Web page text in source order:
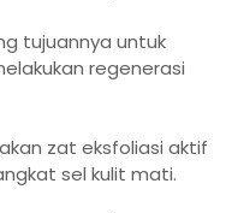
tujuannya untuk
regenerasi
zat eksfoliasi aktif
sel kulit mati.